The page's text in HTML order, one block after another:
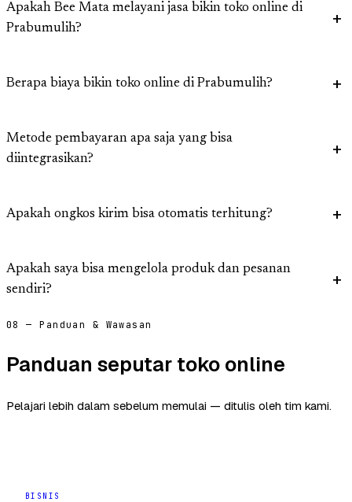
Apakah Bee Mata melayani jasa bikin toko online di
Prabumulih?
Berapa biaya bikin toko online di Prabumulih?
Metode pembayaran apa saja yang bisa
diintegrasikan?
Apakah ongkos kirim bisa otomatis terhitung?
Apakah saya bisa mengelola produk dan pesanan
sendiri?
08 — Panduan & Wawasan
Panduan seputar toko online
Pelajari lebih dalam sebelum memulai — ditulis oleh tim kami.
BISNIS